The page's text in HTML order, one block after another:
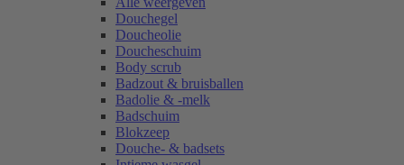
Douchegel
Doucheolie
Doucheschuim
Body scrub
Badzout & bruisballen
Badolie & -melk
Badschuim
Blokzeep
Douche- & badsets